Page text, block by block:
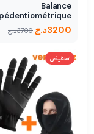
Balance
Bluetooth 400lbs
3200د.ج 3700د.ج
تخفيض